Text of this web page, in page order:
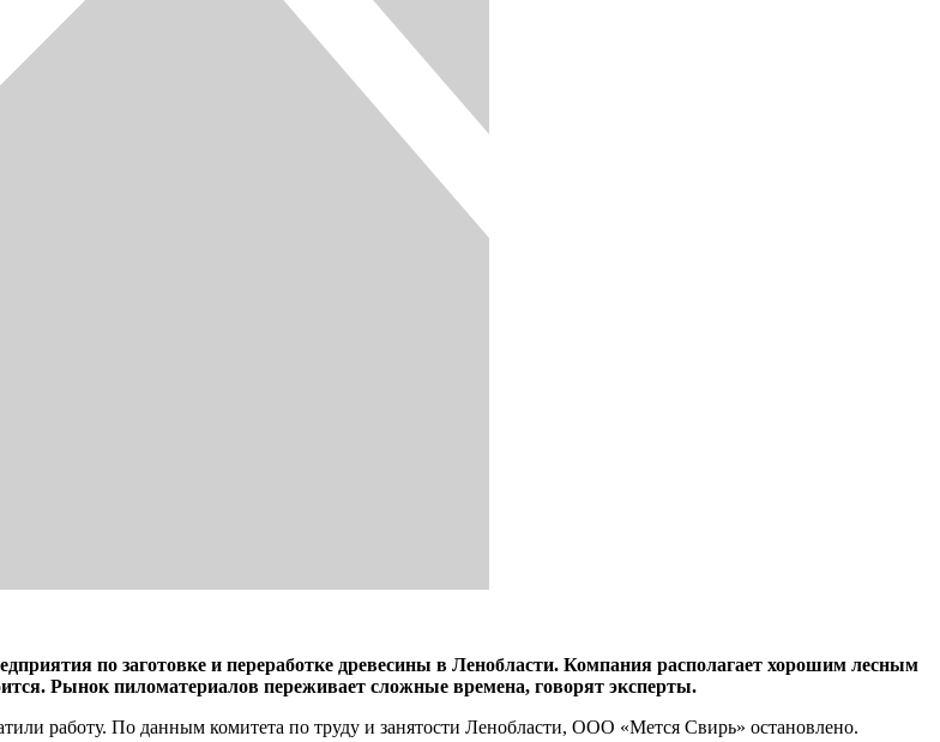
по заготовке и переработке древесины в Ленобласти. Компания располагает хорошим лесным
Рынок пиломатериалов переживает сложные времена, говорят эксперты.
работу. По данным комитета по труду и занятости Ленобласти, ООО «Мется Свирь» остановлено.